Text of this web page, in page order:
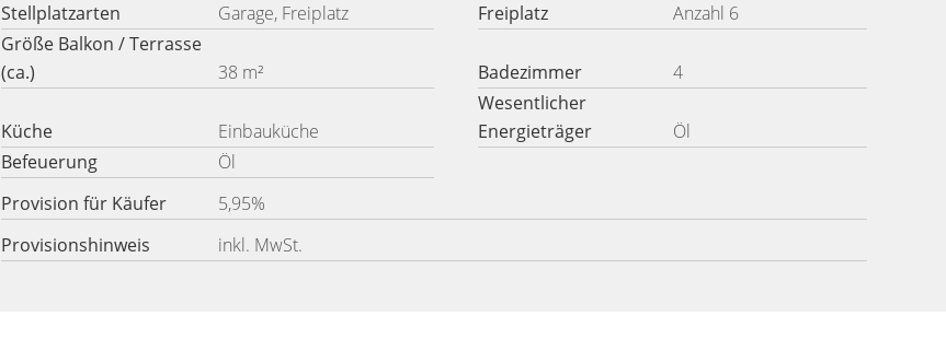
Stellplatzarten
Garage, Freiplatz Freiplatz
Anzahl 6
Größe Balkon / Terrasse
(ca.)
38 m² Badezimmer 4
Küche Einbauküche
Wesentlicher
Energieträger
Öl
Befeuerung
Öl
Provision für Käufer
5,95%
Provisionshinweis
inkl. MwSt.